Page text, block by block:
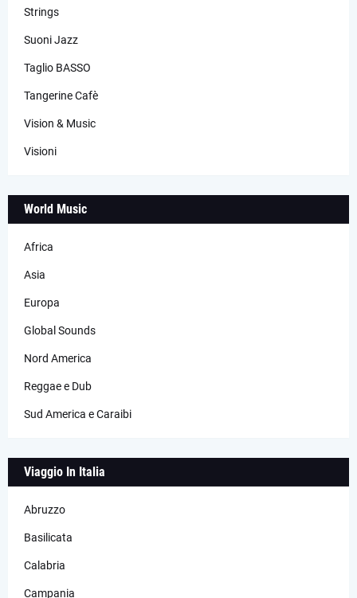
Strings
Suoni Jazz
Taglio BASSO
Tangerine Cafè
Vision & Music
Visioni
World Music
Africa
Asia
Europa
Global Sounds
Nord America
Reggae e Dub
Sud America e Caraibi
Viaggio In Italia
Abruzzo
Basilicata
Calabria
Campania